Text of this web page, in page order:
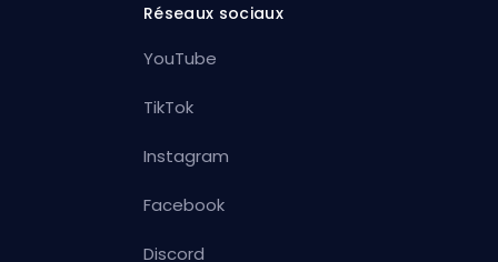
Réseaux sociaux
YouTube
TikTok
Instagram
Facebook
Discord